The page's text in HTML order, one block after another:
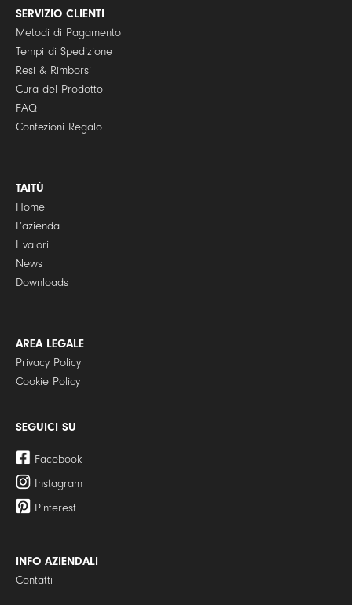
y
*
SERVIZIO CLIENTI
Metodi di Pagamento
Tempi di Spedizione
Resi & Rimborsi
Cura del Prodotto
FAQ
Confezioni Regalo
TAITÙ
Home
L’azienda
I valori
News
Downloads
AREA LEGALE
Privacy Policy
Cookie Policy
SEGUICI SU
Facebook
Instagram
Pinterest
INFO AZIENDALI
Contatti